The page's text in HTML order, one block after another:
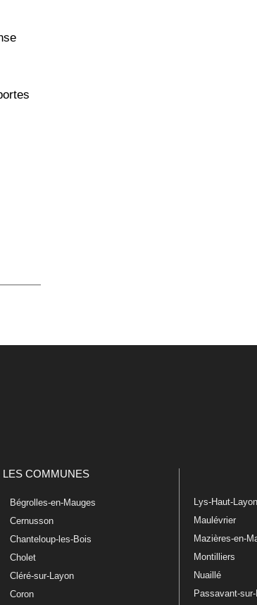
LES COMMUNES
Bégrolles-en-Mauges
Cernusson
Chanteloup-les-Bois
Cholet
Cléré-sur-Layon
Coron
Lys-Haut-Layon
Maulévrier
Mazières-en-
Montilliers
Nuaillé
Passavant-